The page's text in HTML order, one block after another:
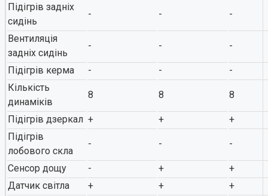
Підігрів задніх
сидінь
- - -
Вентиляція
задніх сидінь
- - -
Підігрів керма - -
-
Кількість
динаміків
8 8 8
Підігрів дзеркал + +
+
Підігрів
лобового скла
- - -
Сенсор дощу - +
+
Датчик світла
+ + +